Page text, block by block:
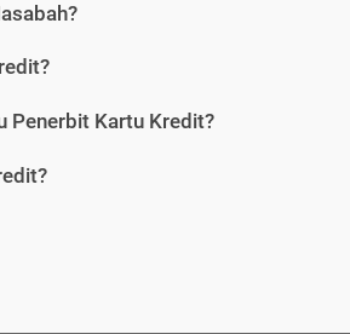
Penerbit Kartu Kredit?